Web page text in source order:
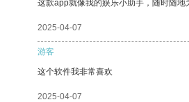
这款app就像我的娱乐小助手，随时随地
2025-04-07
游客
这个软件我非常喜欢
2025-04-07